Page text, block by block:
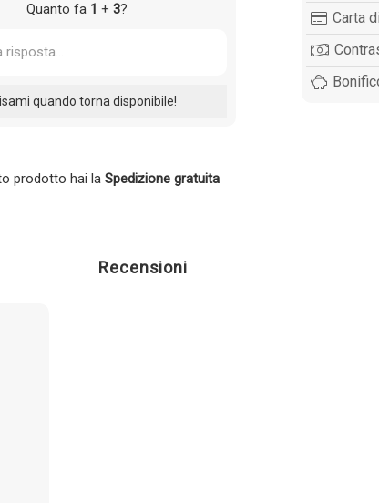
Quanto fa 1 + 3?
prodotto hai la Spedizione gratuita
Carta
Recensioni